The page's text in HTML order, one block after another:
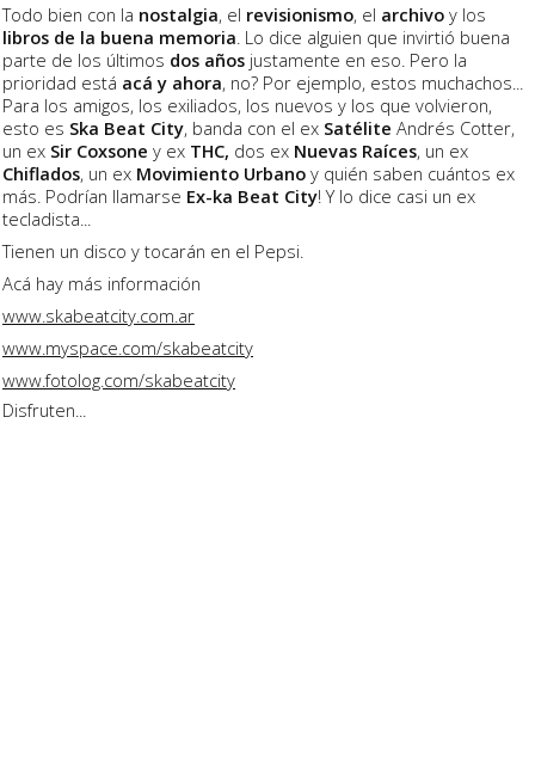
Todo bien con la nostalgia, el revisionismo, el archivo y los
libros de la buena memoria . Lo dice alguien que invirtió buena
parte de los últimos dos años justamente en eso. Pero la
prioridad está acá y ahora, no? Por ejemplo, estos muchachos...
Para los amigos, los exiliados, los nuevos y los que volvieron,
esto es Ska Beat City, banda con el ex Satélite Andrés Cotter,
un ex Sir Coxsone y ex THC, dos ex Nuevas Raíces, un ex
Chiflados, un ex Movimiento Urbano y quién saben cuántos ex
más. Podrían llamarse Ex-ka Beat City! Y lo dice casi un ex
tecladista...
Tienen un disco y tocarán en el Pepsi.
Acá hay más información
www.skabeatcity.com.ar
www.myspace.com/skabeatcity
www.fotolog.com/skabeatcity
Disfruten...